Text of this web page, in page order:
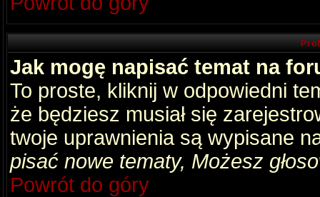
Jak mogę napisać temat na
To proste, kliknij w odpowiedni
że będziesz musiał się
twoje uprawnienia są wypisane
pisać nowe tematy, Możesz
Powrót do góry